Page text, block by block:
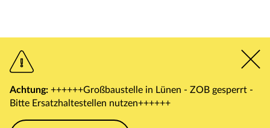
Achtung: ++++++Großbaustelle in Lünen - ZOB gesperrt -
Bitte Ersatzhaltestellen nutzen++++++